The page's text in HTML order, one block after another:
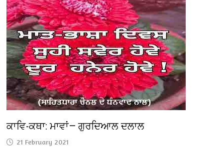
ਕਾਵਿ-ਕਥਾ: ਮਾਵਾਂ— ਗੁਰਦਿਆਲ ਦਲਾਲ
21 February 2021